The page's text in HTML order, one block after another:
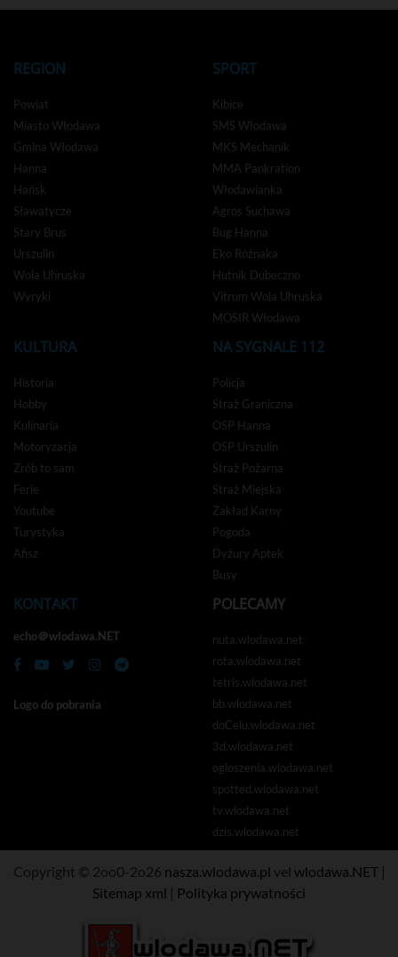
REGION
Powiat
Miasto Włodawa
Gmina Włodawa
Hanna
Hańsk
Sławatycze
Stary Brus
Urszulin
Wola Uhruska
Wyryki
SPORT
Kibice
SMS Włodawa
MKS Mechanik
MMA Pankration
Włodawianka
Agros Suchawa
Bug Hanna
Eko Różnaka
Hutnik Dubeczno
Vitrum Wola Uhruska
MOSIR Włodawa
KULTURA
Historia
Hobby
Kulinaria
Motoryzacja
Zrób to sam
Ferie
Youtube
Turystyka
Afisz
NA SYGNALE 112
Policja
Straż Graniczna
OSP Hanna
OSP Urszulin
Straż Pożarna
Straż Miejska
Zakład Karny
Pogoda
Dyżury Aptek
Busy
KONTAKT
echo＠wlodawa.NET
Logo do pobrania
POLECAMY
nuta.wlodawa.net
rota.wlodawa.net
tetris.wlodawa.net
bb.wlodawa.net
doCelu.wlodawa.net
3d.wlodawa.net
ogloszenia.wlodawa.net
spotted.wlodawa.net
tv.wlodawa.net
dzis.wlodawa.net
Copyright © 2oo0-2o26 nasza.wlodawa.pl vel wlodawa.NET|
Sitemap xml | Polityka prywatności